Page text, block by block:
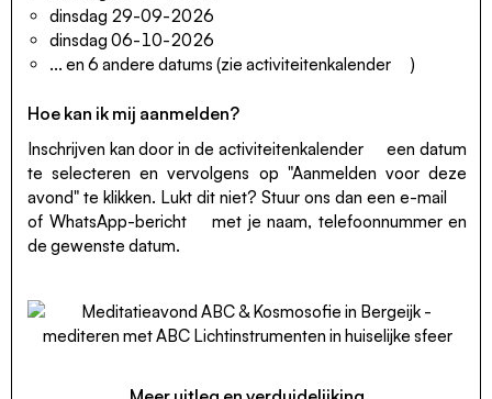
dinsdag 29-09-2026
dinsdag 06-10-2026
... en 6 andere datums (zie activiteitenkalender )
Hoe kan ik mij aanmelden?
Inschrijven kan door in de activiteitenkalender
een datum
te selecteren en vervolgens op "Aanmelden voor deze
avond" te klikken. Lukt dit niet? Stuur ons dan een e-mail
of WhatsApp-bericht
met je naam, telefoonnummer en
de gewenste datum.